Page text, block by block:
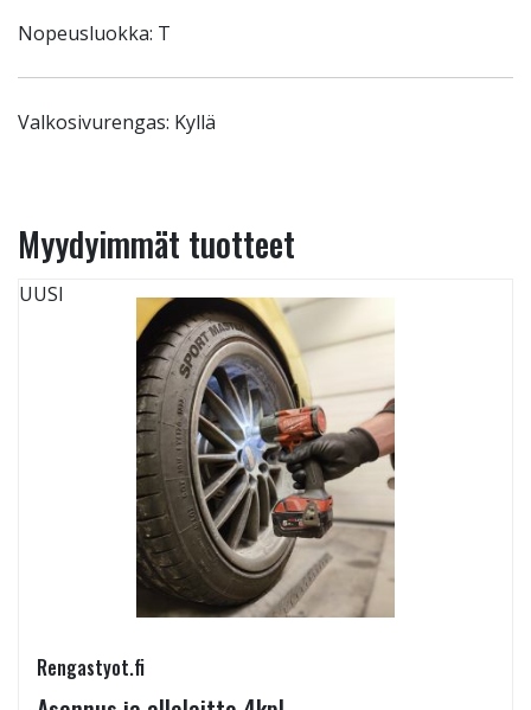
Nopeusluokka: T
Valkosivurengas: Kyllä
Myydyimmät tuotteet
UUSI
Rengastyot.fi